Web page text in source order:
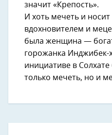
значит «Крепость».
И хоть мечеть и
вдохновителем и
была женщина —
горожанка Инджибек-
инициативе в
только мечеть, но и